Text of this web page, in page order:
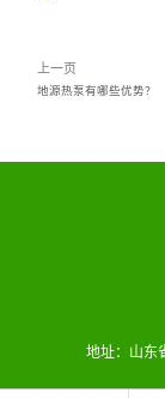
上一页
地源热泵有哪些优势？
地址：山东